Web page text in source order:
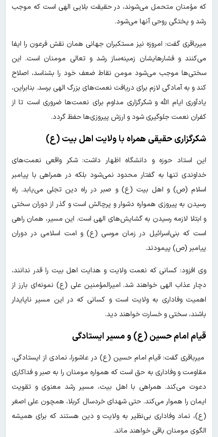
که مؤمنان متحمل می‌شوند، در حقیقت بلایی الهی است که موجب
رشد و پختگی روحی آنها می‌شود.
میرباقری گفت: امروزه نیز مستکبران جهانی همان نقش فرعون را ایفا
می‌کنند و فشارهایشان زمینه‌ساز رشد و تعالی مومنان است. این
سختی‌ها موجب می‌شود مومن نقاط ضعف خود را بشناسد، اصلاح
کند و به آمادگی لازم برای دریافت نعمت‌های بزرگ الهی برسد. بنابراین،
یادآوری ایام الله و شکرگزاری مداوم برای نعمت‌ها ضروری است تا از
کفران نعمت جلوگیری شود و ارزش پیروزی‌ها حفظ گردد.
شکرگزاری حقیقی همراه با ولایت اهل بیت (ع)
این استاد حوزه و دانشگاه اظهار داشت: شکر واقعی نعمت‌های
خداوندی تنها به گفتار محدود نمی‌شود بلکه در همراهی با پیامبر
اسلام (ص) و اهل بیت (ع) و صبر در راه دین تجلی می‌یابد. راه
رسیدن به پیروزی همواره دشوار و پرچالش است و گذر از دوران سختی
و ابتلا لازمه رسیدن به گشایش‌های الهی است. این مسیر، همان راهی
است که بنی‌اسرائیل در زمان موسی (ع) و امت اسلامی در دوران
پیامبر (ص) پیمودند.
وی افزود: کسانی که نعمت ولایت و هدایت اهل بیت را قدر ندانند،
دچار عذاب الهی خواهند شد. امیرالمؤمنین علی (ع) نمونه‌ای بارز از
اهمیت وفاداری به ولایت است و کسانی که در این مسیر ناپایدار
باشند، سختی و خسارت خواهند دید.
قیام امام حسین (ع) و مسیر ایستادگی
میرباقری گفت: قیام امام حسین (ع) در عاشورا، نمادی از ایستادگی،
مقاومت و وفاداری به حق است که همواره مومنان را به صبر و فداکاری
دعوت می‌کند. همراهی با اهل بیت، مسیر رشد معنوی و تقویت
ایمان را هموار می‌کند. حتی شهدای خردسال کربلا، همچون علی اصغر
(ع)، نماد وفاداری بی‌نظیر به ولایت و دین هستند که برای همیشه
الگوی مومنان باقی خواهند ماند.